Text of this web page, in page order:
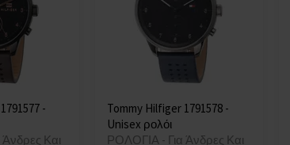
-
Και
Tommy Hilfiger 1791578 -
Unisex ρολόι
ΡΟΛΟΓΙΑ - Για Άνδρες Και